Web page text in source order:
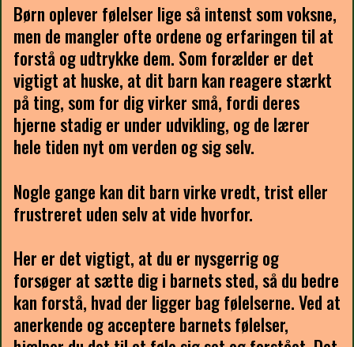
Børn oplever følelser lige så intenst som voksne,
men de mangler ofte ordene og erfaringen til at
forstå og udtrykke dem. Som forælder er det
vigtigt at huske, at dit barn kan reagere stærkt
på ting, som for dig virker små, fordi deres
hjerne stadig er under udvikling, og de lærer
hele tiden nyt om verden og sig selv.
Nogle gange kan dit barn virke vredt, trist eller
frustreret uden selv at vide hvorfor.
Her er det vigtigt, at du er nysgerrig og
forsøger at sætte dig i barnets sted, så du bedre
kan forstå, hvad der ligger bag følelserne. Ved at
anerkende og acceptere barnets følelser,